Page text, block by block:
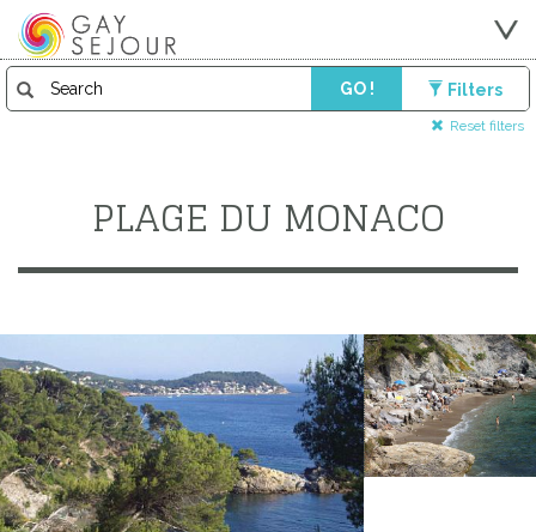
GO ! Filters
Reset filters
PLAGE DU MONACO